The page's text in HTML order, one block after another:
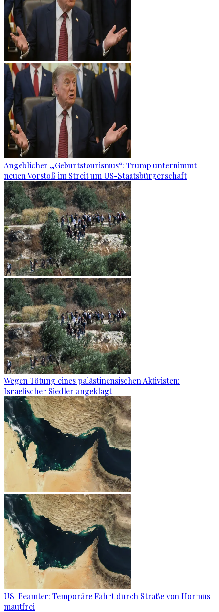
Angeblicher „Geburtstourismus“: Trump unternimmt
neuen Vorstoß im Streit um US-Staatsbürgerschaft
Wegen Tötung eines palästinensischen Aktivisten:
Israelischer Siedler angeklagt
US-Beamter: Temporäre Fahrt durch Straße von Hormus
mautfrei